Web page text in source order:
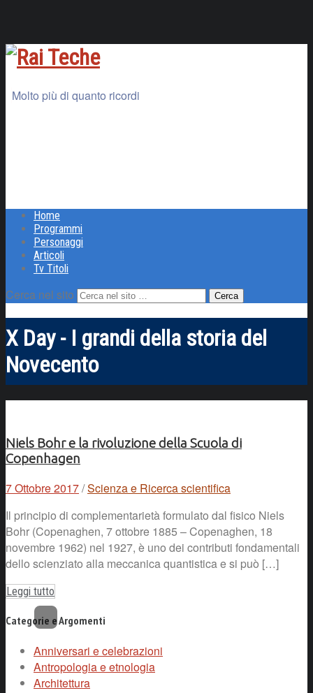
Molto più di quanto ricordi
Home
Programmi
Personaggi
Articoli
Tv Titoli
Cerca nel sito
X Day - I grandi della storia del
Novecento
Niels Bohr e la rivoluzione della Scuola di
Copenhagen
7 Ottobre 2017/Scienza e Ricerca scientifica
Il principio di complementarietà formulato dal fisico Niels
Bohr (Copenaghen, 7 ottobre 1885 – Copenaghen, 18
novembre 1962) nel 1927, è uno dei contributi fondamentali
dello scienziato alla meccanica quantistica e si può […]
Leggi tutto
Categorie e Argomenti
Anniversari e celebrazioni
Antropologia e etnologia
Architettura